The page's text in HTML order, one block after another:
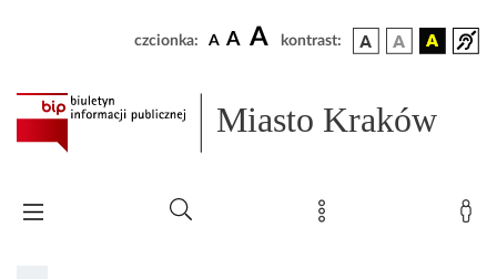
czcionka: A A A kontrast:
Miasto Kraków